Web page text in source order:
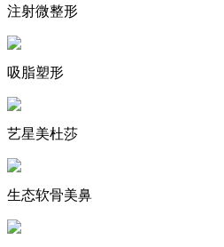
注射微整形
吸脂塑形
艺星美杜莎
生态软骨美鼻